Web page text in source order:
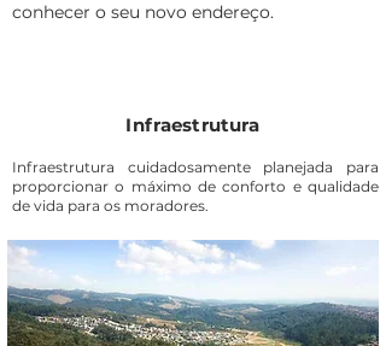
conhecer o seu novo endereço.
Infraestrutura
Infraestrutura cuidadosamente planejada para
proporcionar o máximo de conforto e qualidade
de vida para os moradores.